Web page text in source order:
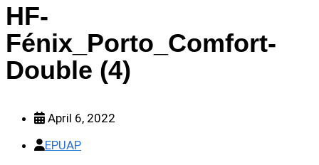
HF-
Fénix_Porto_Comfort-
Double (4)
April 6, 2022
EPUAP